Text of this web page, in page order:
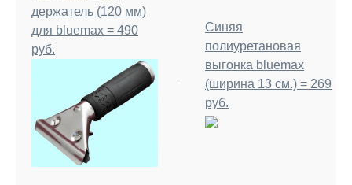
держатель (120 мм)
для bluemax = 490
руб.
Синяя
полиуретановая
выгонка bluemax
(ширина 13 см.) = 269
руб.